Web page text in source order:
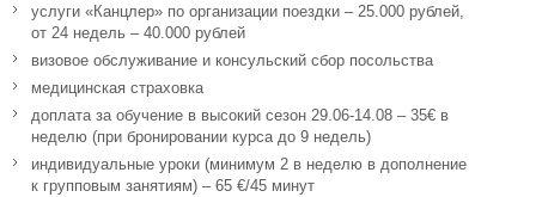
услуги «Канцлер» по организации поездки – 25.000 рублей,
от 24 недель – 40.000 рублей
визовое обслуживание и консульский сбор посольства
медицинская страховка
доплата за обучение в высокий сезон 29.06-14.08 – 35€ в
неделю (при бронировании курса до 9 недель)
индивидуальные уроки (минимум 2 в неделю в дополнение
к групповым занятиям) – 65 €/45 минут